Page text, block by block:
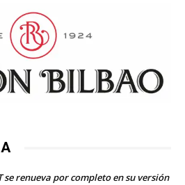
se renueva por completo en su versión